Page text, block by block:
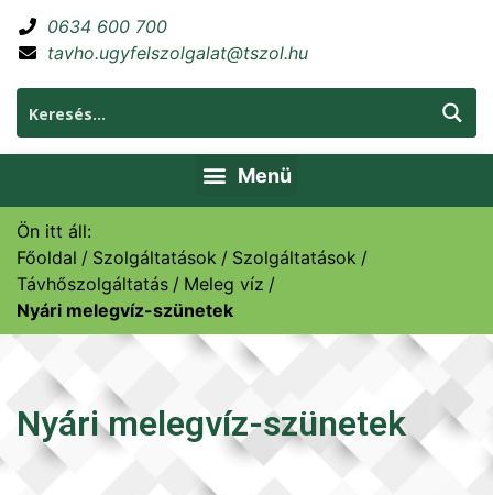
0634 600 700
tavho.ugyfelszolgalat@tszol.hu
Ön itt áll:
Főoldal
Szolgáltatások
Szolgáltatások
Távhőszolgáltatás
Meleg víz
Nyári melegvíz-szünetek
Nyári melegvíz-szünetek